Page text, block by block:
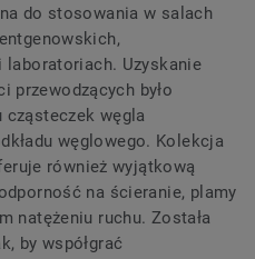
do stosowania w salach
laboratoriach. Uzyskanie
przewodzących było
węgla
węglowego. Kolekcja
również wyjątkową
na ścieranie, plamy
natężeniu ruchu. Została
by współgrać